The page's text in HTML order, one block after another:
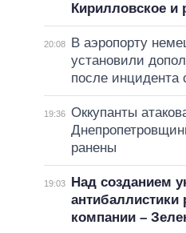
Кирилловское и
20:08
В аэропорту
установили
после
19:36 Оккупанты
ранены
19:03
Над созданием
антибаллистики
компании –